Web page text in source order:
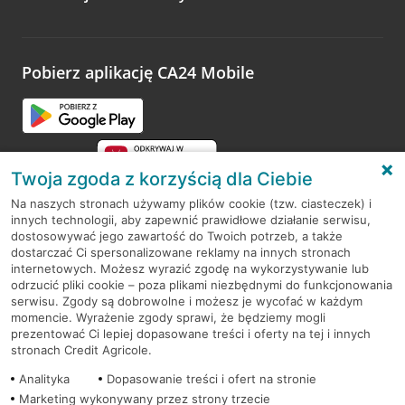
opinie.
Pobierz aplikację CA24 Mobile
RODO
Regulamin serwisu
Mapa serwisu
PolitykaCookies
Twoja zgoda z korzyścią dla Ciebie
Na naszych stronach używamy plików cookie (tzw. ciasteczek) i
innych technologii, aby zapewnić prawidłowe działanie serwisu,
dostosowywać jego zawartość do Twoich potrzeb, a także
dostarczać Ci spersonalizowane reklamy na innych stronach
internetowych. Możesz wyrazić zgodę na wykorzystywanie lub
odrzucić pliki cookie – poza plikami niezbędnymi do funkcjonowania
serwisu. Zgody są dobrowolne i możesz je wycofać w każdym
momencie. Wyrażenie zgody sprawi, że będziemy mogli
prezentować Ci lepiej dopasowane treści i oferty na tej i innych
stronach Credit Agricole.
Analityka
Dopasowanie treści i ofert na stronie
Marketing wykonywany przez strony trzecie